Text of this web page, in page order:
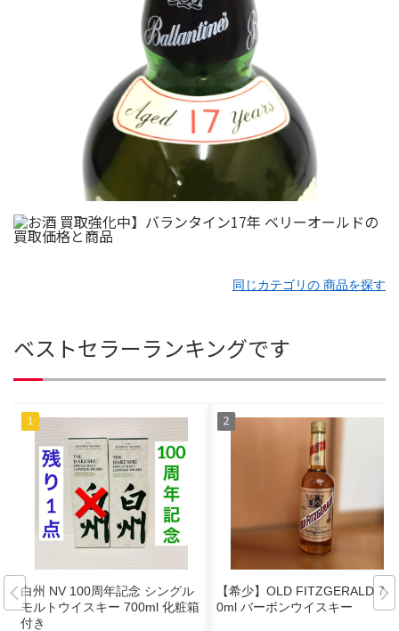
同じカテゴリの 商品を探す
ベストセラーランキングです
白州 NV 100周年記念 シングル
モルトウイスキー 700ml 化粧箱
付き
【希少】OLD FITZGERALD 75
0ml バーボンウイスキー